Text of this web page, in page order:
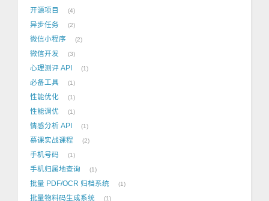
开源项目 4
异步任务 2
微信小程序 2
微信开发 3
心理测评 API 1
必备工具 1
性能优化 1
性能调优 1
情感分析 API 1
慕课实战课程 2
手机号码 1
手机归属地查询 1
批量 PDF/OCR 归档系统 1
批量物料码生成系统 1